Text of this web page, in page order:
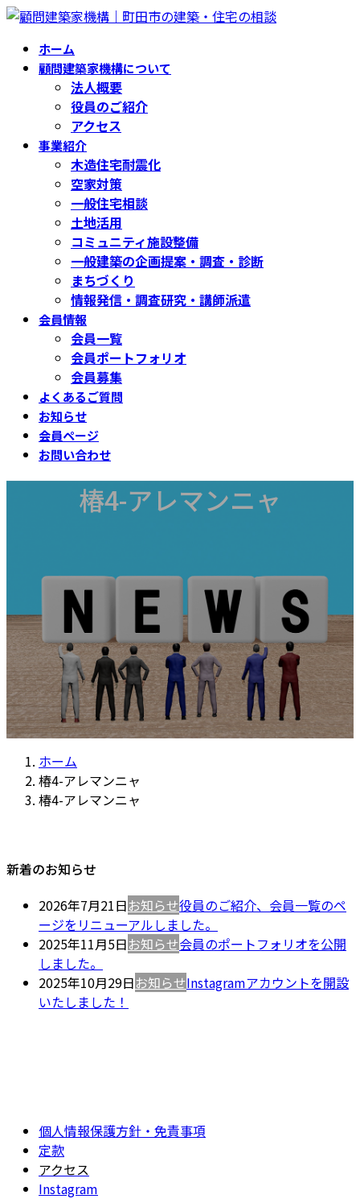
コ
ナ
ホーム
顧問建築家機構について
法人概要
役員のご紹介
アクセス
事業紹介
木造住宅耐震化
空家対策
一般住宅相談
土地活用
コミュニティ施設整備
一般建築の企画提案・調査・診断
まちづくり
情報発信・調査研究・講師派遣
会員情報
会員一覧
会員ポートフォリオ
会員募集
よくあるご質問
お知らせ
会員ページ
お問い合わせ
椿4-アレマンニャ
ホーム
椿4-アレマンニャ
椿4-アレマンニャ
新着のお知らせ
2026年7月21日お知らせ役員のご紹介、会員一覧のペ
ージをリニューアルしました。
2025年11月5日お知らせ会員のポートフォリオを公開
しました。
2025年10月29日お知らせInstagramアカウントを開設
いたしました！
個人情報保護方針・免責事項
定款
アクセス
Instagram